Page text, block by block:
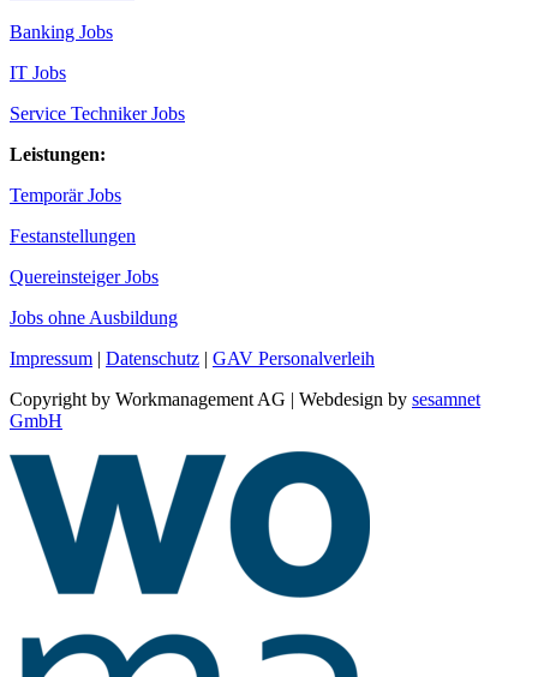
Banking Jobs
IT Jobs
Service Techniker Jobs
Leistungen:
Temporär Jobs
Festanstellungen
Quereinsteiger Jobs
Jobs ohne Ausbildung
Impressum | Datenschutz | GAV Personalverleih
Copyright by Workmanagement AG | Webdesign by sesamnet
GmbH